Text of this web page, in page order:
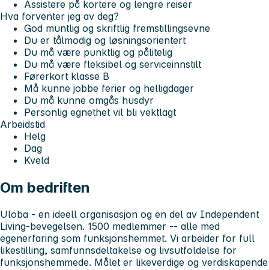
Assistere på kortere og lengre reiser
Hva forventer jeg av deg?
God muntlig og skriftlig fremstillingsevne
Du er tålmodig og løsningsorientert
Du må være punktlig og pålitelig
Du må være fleksibel og serviceinnstilt
Førerkort klasse B
Må kunne jobbe ferier og helligdager
Du må kunne omgås husdyr
Personlig egnethet vil bli vektlagt
Arbeidstid
Helg
Dag
Kveld
Om bedriften
Uloba - en ideell organisasjon og en del av Independent
Living-bevegelsen. 1500 medlemmer -- alle med
egenerfaring som funksjonshemmet. Vi arbeider for full
likestilling, samfunnsdeltakelse og livsutfoldelse for
funksjonshemmede. Målet er likeverdige og verdiskapende